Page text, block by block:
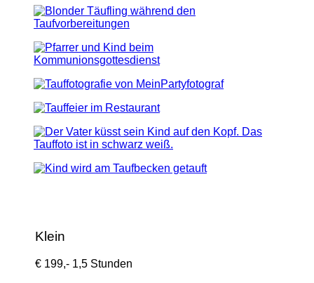
Klein
€ 199,- 1,5 Stunden